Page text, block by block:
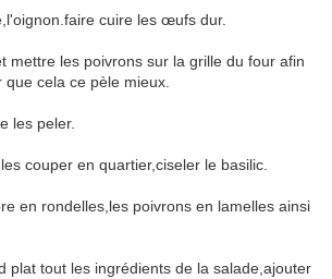
cuire les œufs dur.
mettre les poivrons sur la grille du four afin
cela ce pèle mieux.
les peler.
couper en quartier,ciseler le basilic.
en rondelles,les poivrons en lamelles ainsi
plat tout les ingrédients de la salade,ajouter